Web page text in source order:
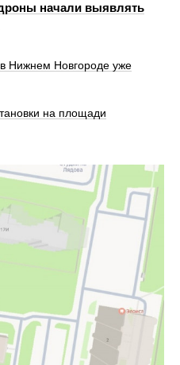
начали выявлять
Нижнем Новгороде уже
на площади